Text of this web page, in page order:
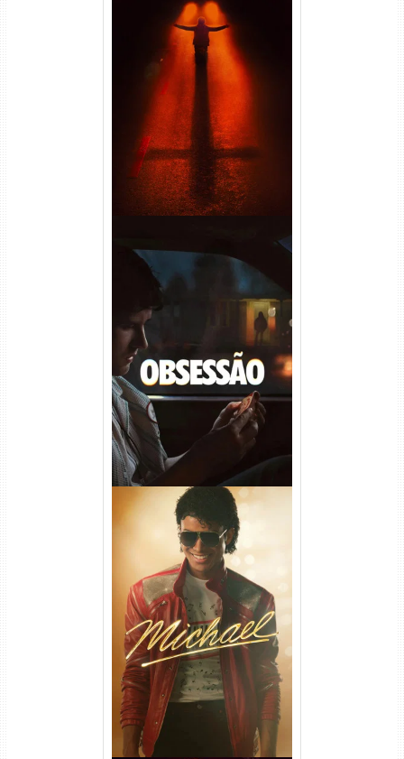
Passageiro do Mal Torrent
(2026) WEB-DL 1080p Dual
Áudio
Obsessão Torrent (2026)
WEB-DL 1080p/4K Dual
Áudio
Michael Torrent (2026) WEB-
DL 1080p/4K Dual Áudio